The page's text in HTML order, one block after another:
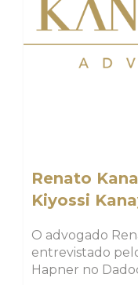
Renato
Kiyossi
O advogado
entrevistado
Hapner no